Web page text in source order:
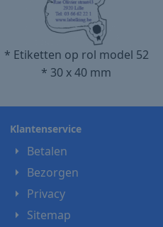
* Etiketten op rol model 52
* 30 x 40 mm
Klantenservice
Betalen
Bezorgen
Privacy
Sitemap